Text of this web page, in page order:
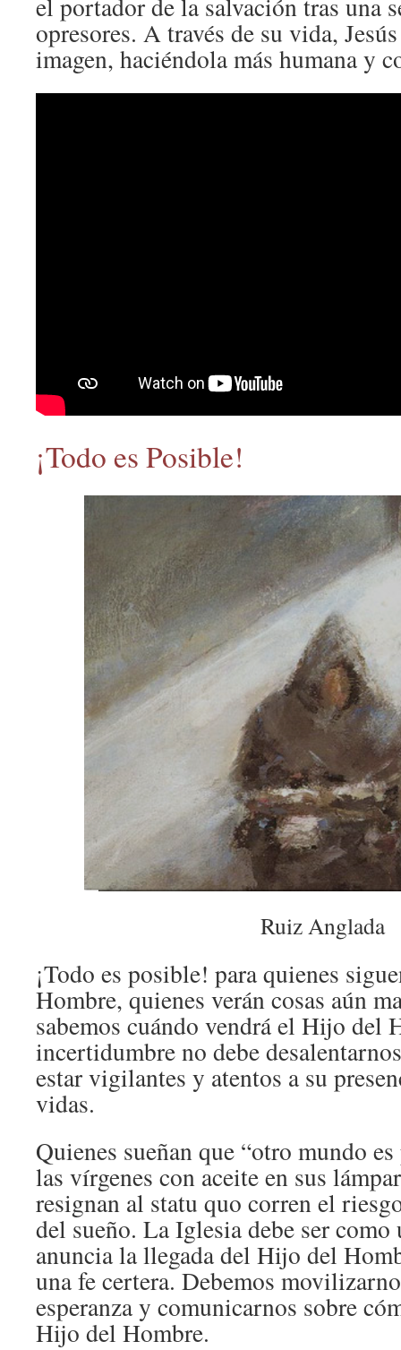
el portador de la salvación tras una
opresores. A través de su vida,
imagen, haciéndola más humana y
¡Todo es Posible!
Ruiz Anglada
¡Todo es posible! para quienes
Hombre, quienes verán cosas aún
sabemos cuándo vendrá el Hijo del
incertidumbre no debe
estar vigilantes y atentos a su
vidas.
Quienes sueñan que “otro mundo
las vírgenes con aceite en sus
resignan al statu quo corren el
del sueño. La Iglesia debe ser
anuncia la llegada del Hijo del
una fe certera. Debemos
esperanza y comunicarnos sobre
Hijo del Hombre.